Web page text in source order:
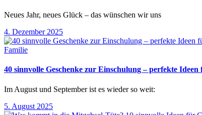
Neues Jahr, neues Glück – das wünschen wir uns
4. Dezember 2025
Familie
40 sinnvolle Geschenke zur Einschulung – perfekte
Im August und September ist es wieder so weit:
5. August 2025